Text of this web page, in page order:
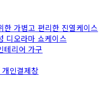
가볍고 편리한 진열케이스
디오라마 쇼케이스
테리어 가구
인결제창